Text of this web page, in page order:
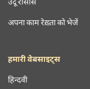
अपना काम रेख़्ता को भेजें
हमारी वेबसाइट्स
हिन्दवी